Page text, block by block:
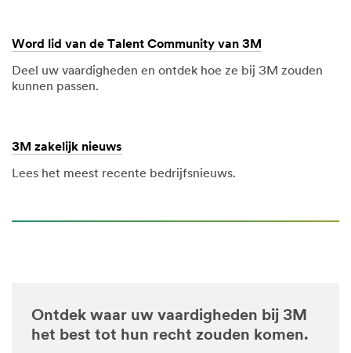
Word lid van de Talent Community van 3M
Deel uw vaardigheden en ontdek hoe ze bij 3M zouden
kunnen passen.
3M zakelijk nieuws
Lees het meest recente bedrijfsnieuws.
Ontdek waar uw vaardigheden bij 3M
het best tot hun recht zouden komen.